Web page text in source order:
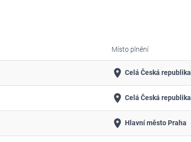
Místo plnění
place Celá Česká republika
place Celá Česká republika
place Hlavní město Praha